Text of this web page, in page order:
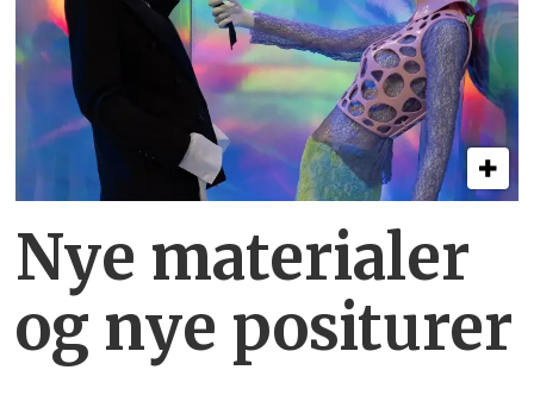
Nye materialer
og nye positurer